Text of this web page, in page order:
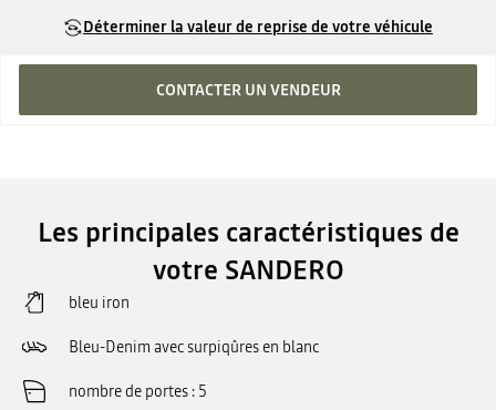
Déterminer la valeur de reprise de votre véhicule
CONTACTER UN VENDEUR
Les principales caractéristiques de
votre SANDERO
bleu iron
Bleu-Denim avec surpiqûres en blanc
nombre de portes 5